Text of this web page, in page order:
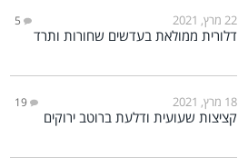
22 מרץ, 2021 5
דלורית ממולאת בעדשים שחורות ותרד
18 מרץ, 2021 19
קציצות שעועית ודלעת ברוטב ירוקים